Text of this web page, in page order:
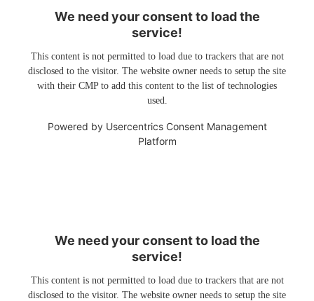
We need your consent to load the
service!
This content is not permitted to load due to trackers that are not
disclosed to the visitor. The website owner needs to setup the site
with their CMP to add this content to the list of technologies
used.
Powered by Usercentrics Consent Management
Platform
We need your consent to load the
service!
This content is not permitted to load due to trackers that are not
disclosed to the visitor. The website owner needs to setup the site